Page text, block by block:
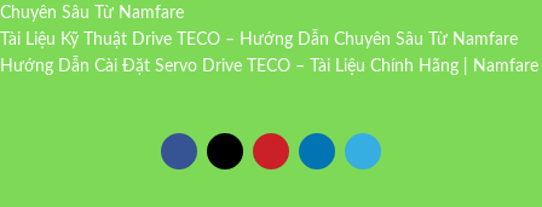
Chuyên Sâu Từ Namfare
Tài Liệu Kỹ Thuật Drive TECO – Hướng Dẫn Chuyên Sâu Từ Namfare
Hướng Dẫn Cài Đặt Servo Drive TECO – Tài Liệu Chính Hãng | Namfare